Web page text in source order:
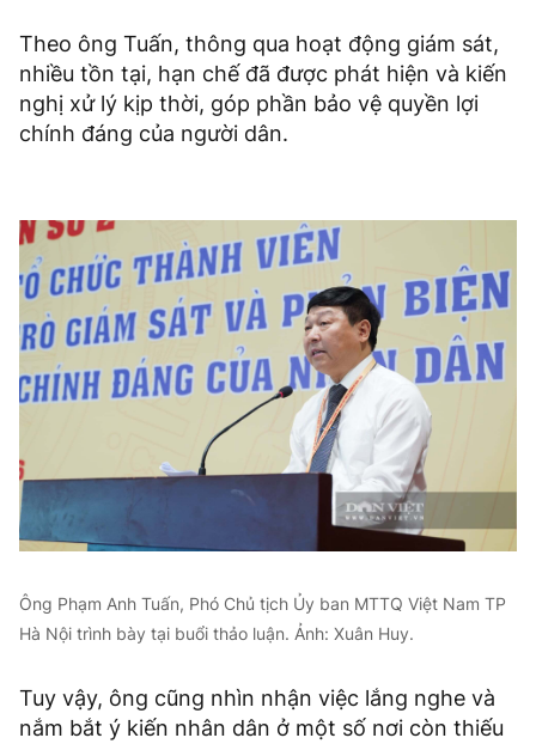
Theo ông Tuấn, thông qua hoạt động giám sát,
nhiều tồn tại, hạn chế đã được phát hiện và kiến
nghị xử lý kịp thời, góp phần bảo vệ quyền lợi
chính đáng của người dân.
Ông Phạm Anh Tuấn, Phó Chủ tịch Ủy ban MTTQ Việt Nam TP
Hà Nội trình bày tại buổi thảo luận. Ảnh: Xuân Huy.
Tuy vậy, ông cũng nhìn nhận việc lắng nghe và
nắm bắt ý kiến nhân dân ở một số nơi còn thiếu